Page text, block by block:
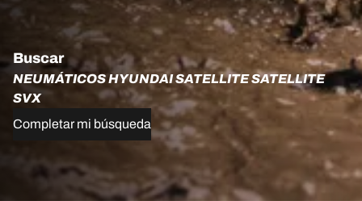
Buscar
NEUMÁTICOS HYUNDAI SATELLITE SATELLITE
SVX
Completar mi búsqueda